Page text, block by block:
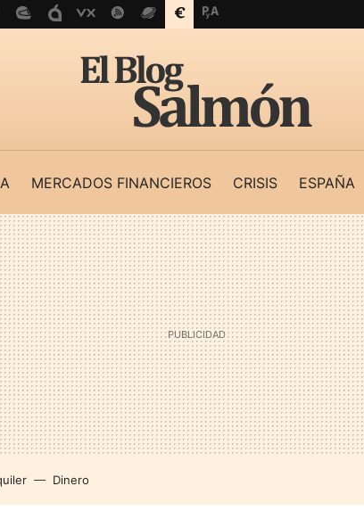
MERCADOS FINANCIEROS CRISIS ESPAÑA
Dinero